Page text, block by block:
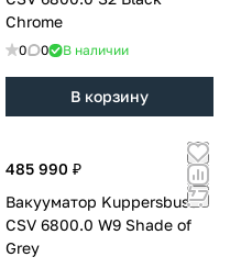
Chrome
0 0 В наличии
В корзину
485 990 ₽
Вакууматор Kuppersbusch
CSV 6800.0 W9 Shade of
Grey